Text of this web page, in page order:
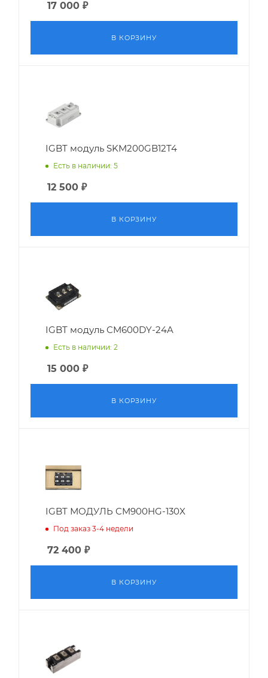
17 000 ₽
В КОРЗИНУ
IGBT модуль SKM200GB12T4
Есть в наличии: 5
12 500 ₽
В КОРЗИНУ
IGBT модуль CM600DY-24A
Есть в наличии: 2
15 000 ₽
В КОРЗИНУ
IGBT МОДУЛЬ CM900HG-130X
Под заказ 3-4 недели
72 400 ₽
В КОРЗИНУ